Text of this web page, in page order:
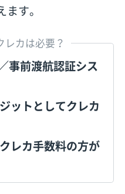
す。
レカは必要？
事前渡航認証シス
ットとしてクレカ
レカ手数料の方が